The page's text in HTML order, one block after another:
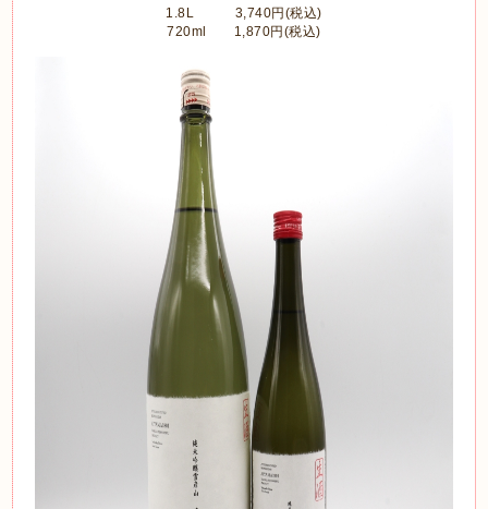
1.8L 3,740円(税込)
720ml 1,870円(税込)